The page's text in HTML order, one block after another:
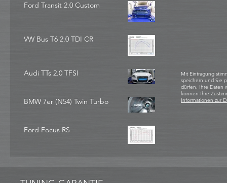
Ford Transit 2.0 Custom
VW Bus T6 2.0 TDI CR
Audi TTs 2.0 TFSI
BMW 7er (N54) Twin Turbo
Ford Focus RS
Mit Eintragung
speichern und Sie
dürfen. Ihre Daten
können Ihre
Informationen zur